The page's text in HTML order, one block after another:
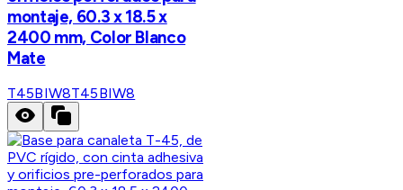
montaje, 60.3 x 18.5 x
2400 mm, Color Blanco
Mate
T45BIW8T45BIW8